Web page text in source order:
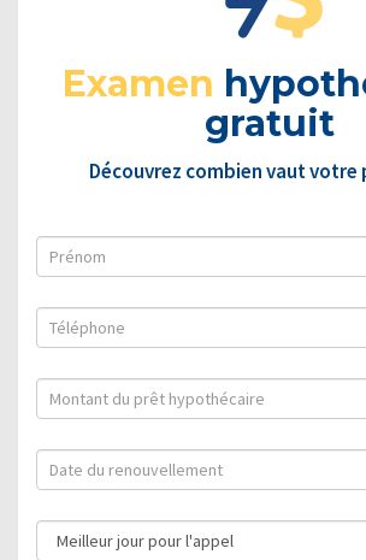
Examen
gratuit
Découvrez combien vaut